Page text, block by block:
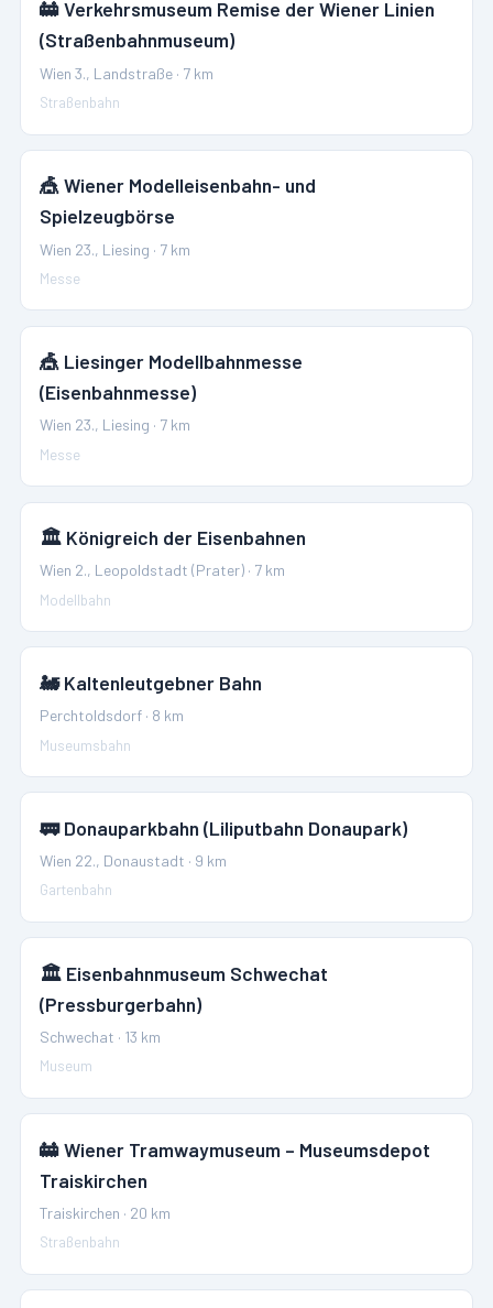
🚋Verkehrsmuseum Remise der Wiener Linien
(Straßenbahnmuseum)
Wien 3., Landstraße · 7 km
Straßenbahn
🎪Wiener Modelleisenbahn- und
Spielzeugbörse
Wien 23., Liesing · 7 km
Messe
🎪 Liesinger Modellbahnmesse
(Eisenbahnmesse)
Wien 23., Liesing · 7 km
Messe
🏛️ Königreich der Eisenbahnen
Wien 2., Leopoldstadt (Prater) · 7 km
Modellbahn
🚂 Kaltenleutgebner Bahn
Perchtoldsdorf · 8 km
Museumsbahn
🚃 Donauparkbahn (Liliputbahn Donaupark)
Wien 22., Donaustadt · 9 km
Gartenbahn
🏛️ Eisenbahnmuseum Schwechat
(Pressburgerbahn)
Schwechat · 13 km
Museum
🚋Wiener Tramwaymuseum – Museumsdepot
Traiskirchen
Traiskirchen · 20 km
Straßenbahn